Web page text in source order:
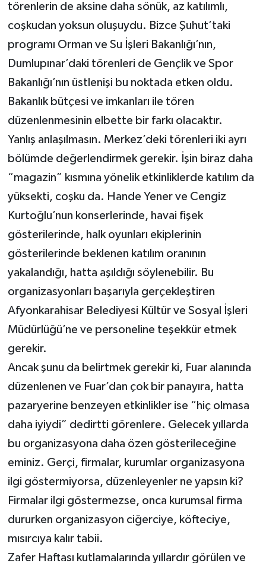
törenlerin de aksine daha sönük, az katılımlı,
coşkudan yoksun oluşuydu. Bizce Şuhut’taki
programı Orman ve Su İşleri Bakanlığı’nın,
Dumlupınar’daki törenleri de Gençlik ve Spor
Bakanlığı’nın üstlenişi bu noktada etken oldu.
Bakanlık bütçesi ve imkanları ile tören
düzenlenmesinin elbette bir farkı olacaktır.
Yanlış anlaşılmasın. Merkez’deki törenleri iki ayrı
bölümde değerlendirmek gerekir. İşin biraz daha
“magazin” kısmına yönelik etkinliklerde katılım da
yüksekti, coşku da. Hande Yener ve Cengiz
Kurtoğlu’nun konserlerinde, havai fişek
gösterilerinde, halk oyunları ekiplerinin
gösterilerinde beklenen katılım oranının
yakalandığı, hatta aşıldığı söylenebilir. Bu
organizasyonları başarıyla gerçekleştiren
Afyonkarahisar Belediyesi Kültür ve Sosyal İşleri
Müdürlüğü’ne ve personeline teşekkür etmek
gerekir.
Ancak şunu da belirtmek gerekir ki, Fuar alanında
düzenlenen ve Fuar’dan çok bir panayıra, hatta
pazaryerine benzeyen etkinlikler ise “hiç olmasa
daha iyiydi” dedirtti görenlere. Gelecek yıllarda
bu organizasyona daha özen gösterileceğine
eminiz. Gerçi, firmalar, kurumlar organizasyona
ilgi göstermiyorsa, düzenleyenler ne yapsın ki?
Firmalar ilgi göstermezse, onca kurumsal firma
dururken organizasyon ciğerciye, köfteciye,
mısırcıya kalır tabii.
Zafer Haftası kutlamalarında yıllardır görülen ve